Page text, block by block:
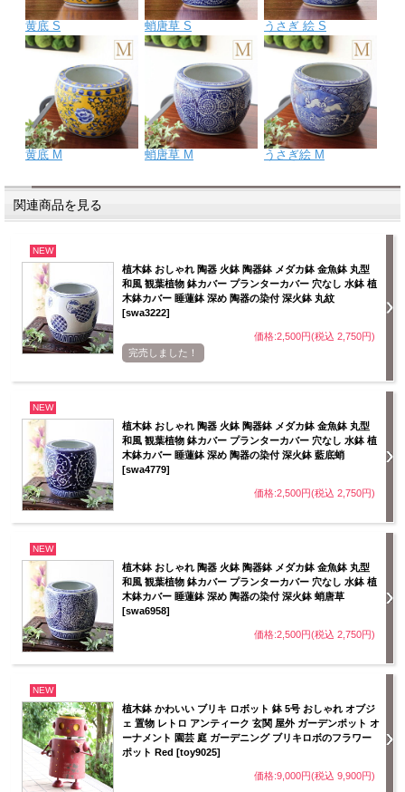
黄底 S 蛸唐草 S うさぎ 絵 S
黄底 M 蛸唐草 M うさぎ絵 M
関連商品を見る
NEW
植木鉢 おしゃれ 陶器 火鉢 陶器鉢 メダカ鉢 金魚鉢 丸型
和風 観葉植物 鉢カバー プランターカバー 穴なし 水鉢 植
木鉢カバー 睡蓮鉢 深め 陶器の染付 深火鉢 丸紋
[swa3222]
価格:2,500円(税込 2,750円)
完売しました！
NEW
植木鉢 おしゃれ 陶器 火鉢 陶器鉢 メダカ鉢 金魚鉢 丸型
和風 観葉植物 鉢カバー プランターカバー 穴なし 水鉢 植
木鉢カバー 睡蓮鉢 深め 陶器の染付 深火鉢 藍底蛸
[swa4779]
価格:2,500円(税込 2,750円)
NEW
植木鉢 おしゃれ 陶器 火鉢 陶器鉢 メダカ鉢 金魚鉢 丸型
和風 観葉植物 鉢カバー プランターカバー 穴なし 水鉢 植
木鉢カバー 睡蓮鉢 深め 陶器の染付 深火鉢 蛸唐草
[swa6958]
価格:2,500円(税込 2,750円)
NEW
植木鉢 かわいい ブリキ ロボット 鉢 5号 おしゃれ オブジ
ェ 置物 レトロ アンティーク 玄関 屋外 ガーデンポット オ
ーナメント 園芸 庭 ガーデニング ブリキロボのフラワー
ポット Red [toy9025]
価格:9,000円(税込 9,900円)